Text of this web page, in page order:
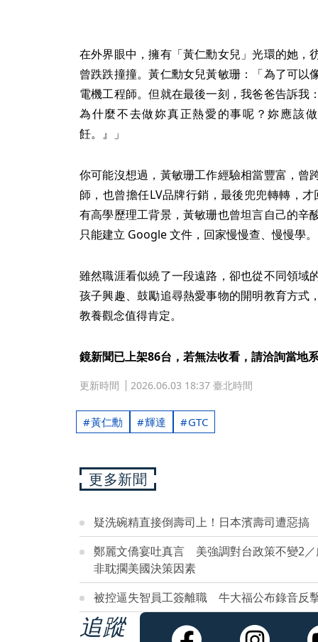
在外界眼中，擁有「黃仁勳女兒」光環的她，
曾跌跌撞撞。黃仁勳女兒黃敏珊：「為了可以
電機工程師。但就在最後一刻，我爸爸告訴我
為什麼不去做妳真正熱愛的事呢？妳應該
飪。』」
你可能沒想過，黃敏珊工作經驗相當豐富，曾
師，也曾擔任LV品牌行銷，最後兜兜轉轉，
有高學歷理工背景，黃敏珊也曾坦言自己的辛
只能建立 Google 文件，回家慢慢查、慢慢學。
雖然職涯看似繞了一段遠路，卻也從不同領域
孩子興趣、鼓勵追尋熱愛事物的開明教育方式
教養觀念值得肯定。
鏡新聞已上架86台，若無法收看，請洽詢當地
更新時間 2026.06.03 18:37 臺北時間
黃仁勳 輝達 GTC
更多新聞
疑洗碗精直接倒壽司上！日本濱壽司遭惡
鄭麗文僑宴吐真言 美強調對台政策不變2
非耽擱美國決策因素
被控逼失智員工簽離職 牛大福公布錄音反
追蹤